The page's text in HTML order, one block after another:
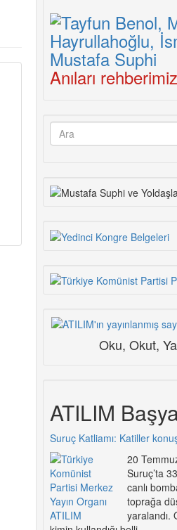
Anıları
Arama
Oku, Okut,
ATILIM
Suruç Katliamı: Katiller
20
Suruç’ta
canlı
toprağa
yaralandı.